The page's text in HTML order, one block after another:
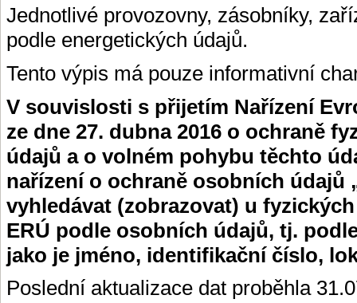
Jednotlivé provozovny, zásobníky,
podle energetických údajů.
Tento výpis má pouze informativní
V souvislosti s přijetím Nařízení
ze dne 27. dubna 2016 o ochraně
údajů a o volném pohybu těchto
nařízení o ochraně osobních údajů
vyhledávat (zobrazovat) u
ERÚ podle osobních údajů, tj.
jako je jméno, identifikační číslo,
Poslední aktualizace dat proběhla